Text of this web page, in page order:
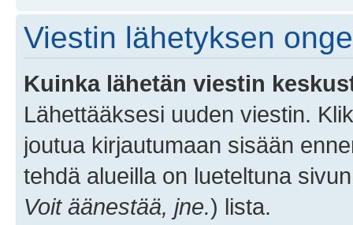
Viestin lähetyksen
Kuinka lähetän viestin
Lähettääksesi uuden viestin.
joutua kirjautumaan sisään
tehdä alueilla on lueteltuna
Voit äänestää, jne.) lista.